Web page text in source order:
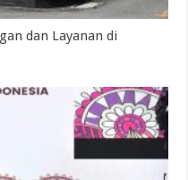
dan Layanan di